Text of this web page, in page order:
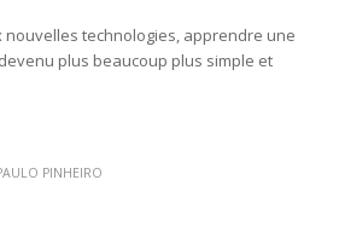
nouvelles technologies, apprendre une
plus beaucoup plus simple et
PINHEIRO